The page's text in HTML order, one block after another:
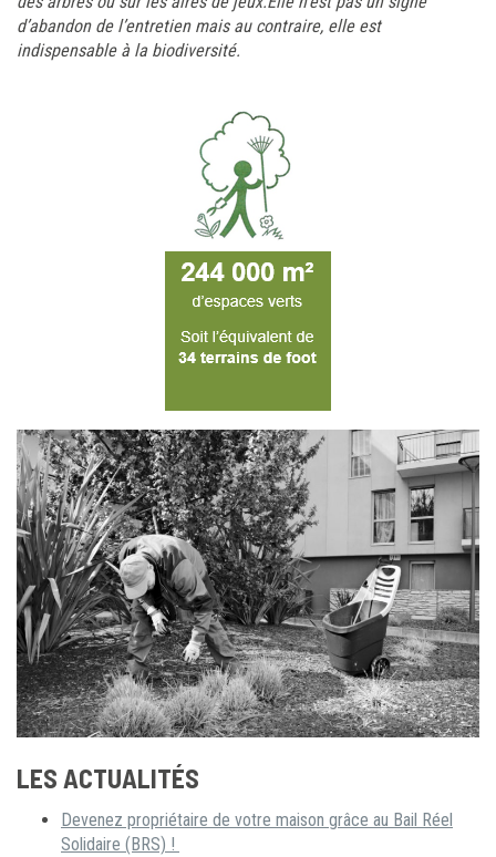
d’abandon de l’entretien mais au contraire, elle est
indispensable à la biodiversité.
LES ACTUALITÉS
Devenez propriétaire de votre maison grâce au Bail Réel
Solidaire (BRS) !